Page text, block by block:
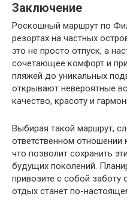
Заключение
Роскошный маршрут по
резортах на частных
это не просто отпуск, а
сочетающее комфорт и
пляжей до уникальных
открывают невероятные
качество, красоту и
Выбирая такой маршрут,
ответственном отношении
что позволит сохранить
будущих поколений.
привозите с собой
отдых станет по-